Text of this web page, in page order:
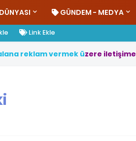
GÜNDEM - MEDYA
Link Ekle
lana reklamvermek üzere iletişime